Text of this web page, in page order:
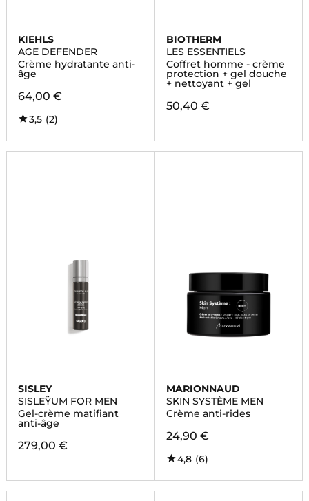
KIEHLS
AGE DEFENDER
Crème hydratante anti-
âge
64,00 €
3,5 (2)
BIOTHERM
LES ESSENTIELS
Coffret homme - crème
protection + gel douche
+ nettoyant + gel
50,40 €
SISLEY
SISLEŸUM FOR MEN
Gel-crème matifiant
anti-âge
279,00 €
MARIONNAUD
SKIN SYSTÈME MEN
Crème anti-rides
24,90 €
4,8 (6)